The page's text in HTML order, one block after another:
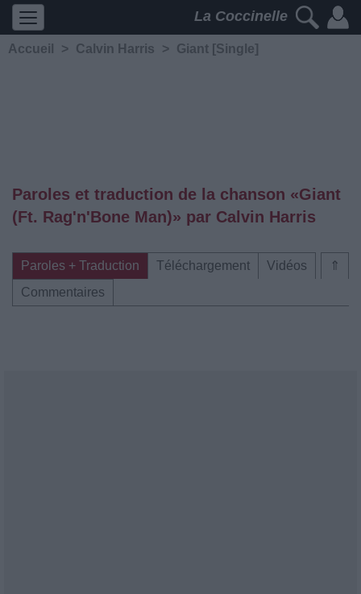
La Coccinelle
Accueil > Calvin Harris > Giant [Single]
Paroles et traduction de la chanson «Giant
(Ft. Rag'n'Bone Man)» par Calvin Harris
⇑
Paroles + Traduction Téléchargement
Vidéos
Commentaires